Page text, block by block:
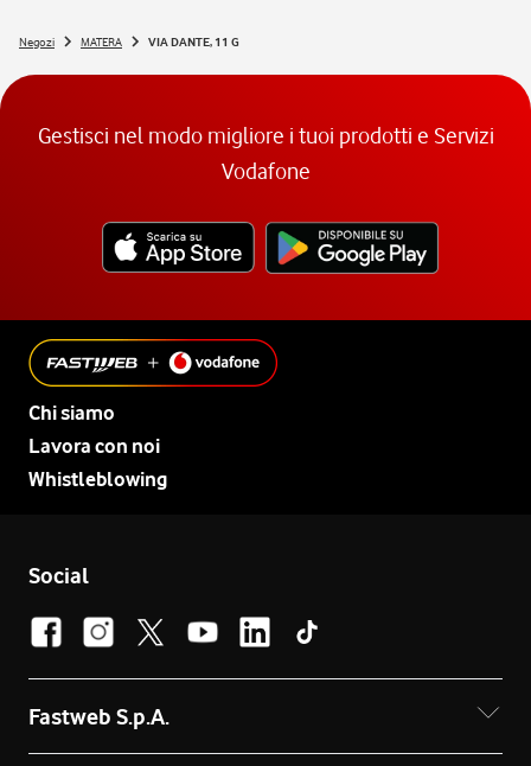
Negozi MATERA VIA DANTE, 11 G
Gestisci nel modo migliore i tuoi prodotti e Servizi
Vodafone
Chi siamo
Lavora con noi
Whistleblowing
Social
Fastweb S.p.A.